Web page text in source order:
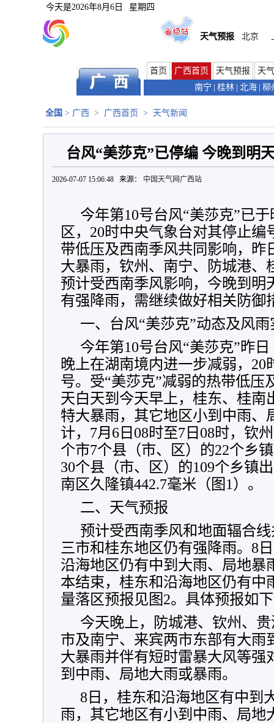
今天是2026年8月6日 星期四
天气预报 北京
首页 广西首页 天气预报
天
南宁
桂林 北海 柳
全国 > 广西 > 广西首页 > 天气新闻
台风“美莎克”已停编 今晚到明
2026-07-07 15:06:48 来源： 中国天气网广西站
今年第10号台风“美莎克”已
区，20时中央气象台对其停止编
带低压及西南季风共同影响，昨
大暴雨，钦州、南宁、防城港、
预计受西南季风影响，今晚到明
有强降雨，需继续做好相关防御
一、台风“美莎克”动态及风雨
今年第10号台风“美莎克”昨
晚上在湖南境内进一步减弱，
号。受“美莎克”减弱的热带低压
天白天到今天早上，桂东、桂南
特大暴雨，其它地区小到中雨、
计，7月6日08时至7日08时，钦
个市7个县（市、区）的22个乡
30个县（市、区）的109个乡镇
南区久隆镇442.7毫米（图1）。
二、天气预报
预计受西南季风和地面辐合
三市和桂东地区仍有强降雨。8
沿海地区仍有中到大雨、局地暴
本结束，桂东和沿海地区仍有中
量落区预报见图2。具体预报如
今天晚上，防城港、钦州、
市及南宁、来宾两市东部有大雨
大暴雨并伴有短时雷暴大风等强
到中雨、局地大雨或暴雨。
8日，桂东和沿海地区有中到
雨，其它地区有小到中雨、局地